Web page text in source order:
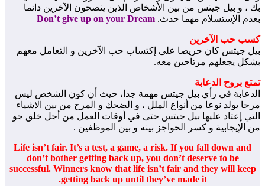
بك ، و بيل جيتس من بين الأشخاص الذين ينصحون الآخرين دائما
بعدم الإستسلام مهما حدث. Don’t give up on your Dream
كسب حب الآخرين
بيل جيتس كان حريصا على إكتساب حب الآخرين و التعامل معهم
بشكل يجعلهم مرتاحين معه.
تمتع بروح الدعابة
الدعابة في رأي بيل جيتس مهمة جدا، حيث أن كون الشخص ليس
مرحا يولد نوعا من أنواع الملل ، و الضحك و المرح من بين الاشياء
التي إعتاد عليها بيل جيتس حتى في أوقات العمل من أجل خلق جو
من الإيجابية و كسر الحواجز بينه و بين الموظفين .
Life isn’t fair. It’s a test, a game, a risk. If you fall down and
don’t bother getting back up, you don’t deserve to be
successful. Winners know that life isn’t fair and they will keep
getting back up until they’ve made it.